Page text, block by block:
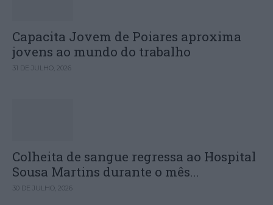
Capacita Jovem de Poiares aproxima
jovens ao mundo do trabalho
31 DE JULHO, 2026
Colheita de sangue regressa ao Hospital
Sousa Martins durante o mês...
30 DE JULHO, 2026